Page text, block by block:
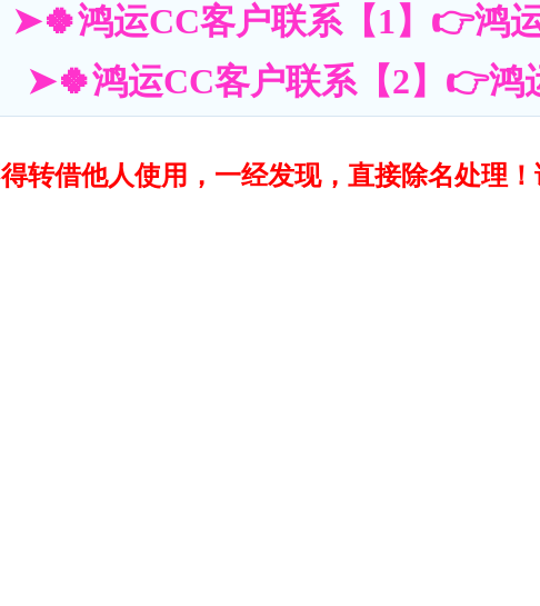
➤🍀鸿运CC客户联系【1】👉鸿
➤🍀鸿运CC客户联系【2】👉鸿
转借他人使用，一经发现，直接除名处理！